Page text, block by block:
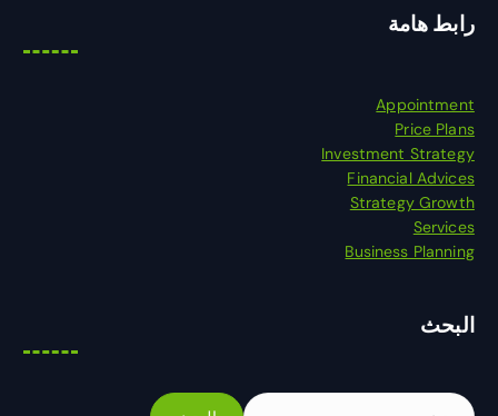
رابط هامة
Appointment
Price Plans
Investment Strategy
Financial Advices
Strategy Growth
Services
Business Planning
البحث
ا